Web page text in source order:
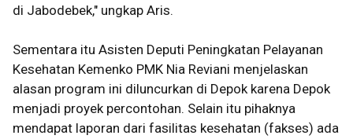
di Jabodebek," ungkap Aris.
Sementara itu Asisten Deputi Peningkatan Pelayanan
Kesehatan Kemenko PMK Nia Reviani menjelaskan
alasan program ini diluncurkan di Depok karena Depok
menjadi proyek percontohan. Selain itu pihaknya
mendapat laporan dari fasilitas kesehatan (fakses) ada